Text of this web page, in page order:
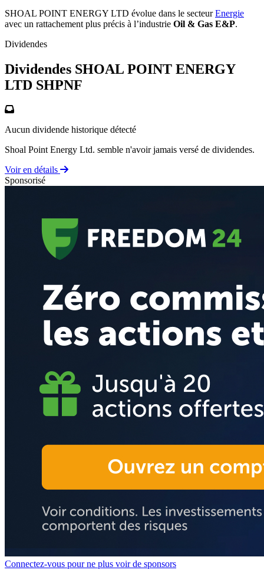
SHOAL POINT ENERGY LTD évolue dans le secteurEnergie
avec un rattachement plus précis à l’industrie Oil & Gas E&P.
Dividendes
Dividendes SHOAL POINT ENERGY
LTD SHPNF
Aucun dividende historique détecté
Shoal Point Energy Ltd. semble n'avoir jamais versé de dividendes.
Voir en détails
Sponsorisé
Connectez-vous pour ne plus voir de sponsors